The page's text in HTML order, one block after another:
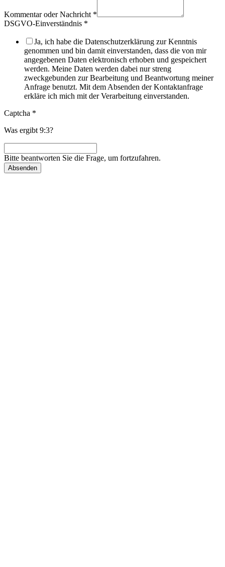
Kommentar oder Nachricht *
DSGVO-Einverständnis *
Ja, ich habe die Datenschutzerklärung zur Kenntnis
genommen und bin damit einverstanden, dass die von mir
angegebenen Daten elektronisch erhoben und gespeichert
werden. Meine Daten werden dabei nur streng
zweckgebunden zur Bearbeitung und Beantwortung meiner
Anfrage benutzt. Mit dem Absenden der Kontaktanfrage
erkläre ich mich mit der Verarbeitung einverstanden.
Captcha *
Was ergibt 9:3?
Bitte beantworten Sie die Frage, um fortzufahren.
Absenden